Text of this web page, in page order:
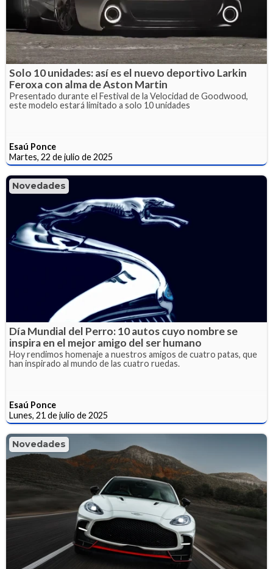
Solo 10 unidades: así es el nuevo deportivo Larkin
Feroxa con alma de Aston Martin
Presentado durante el Festival de la Velocidad de Goodwood,
este modelo estará limitado a solo 10 unidades
Esaú Ponce
Martes, 22 de julio de 2025
Novedades
Día Mundial del Perro: 10 autos cuyo nombre se
inspira en el mejor amigo del ser humano
Hoy rendimos homenaje a nuestros amigos de cuatro patas, que
han inspirado al mundo de las cuatro ruedas.
Esaú Ponce
Lunes, 21 de julio de 2025
Novedades